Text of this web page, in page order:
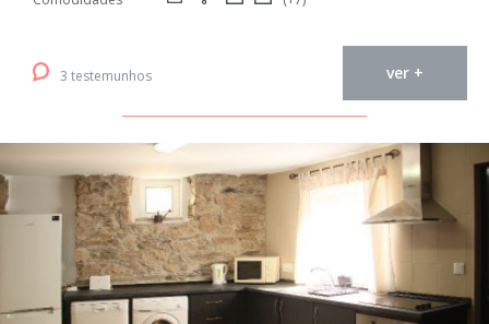
3 testemunhos ver +